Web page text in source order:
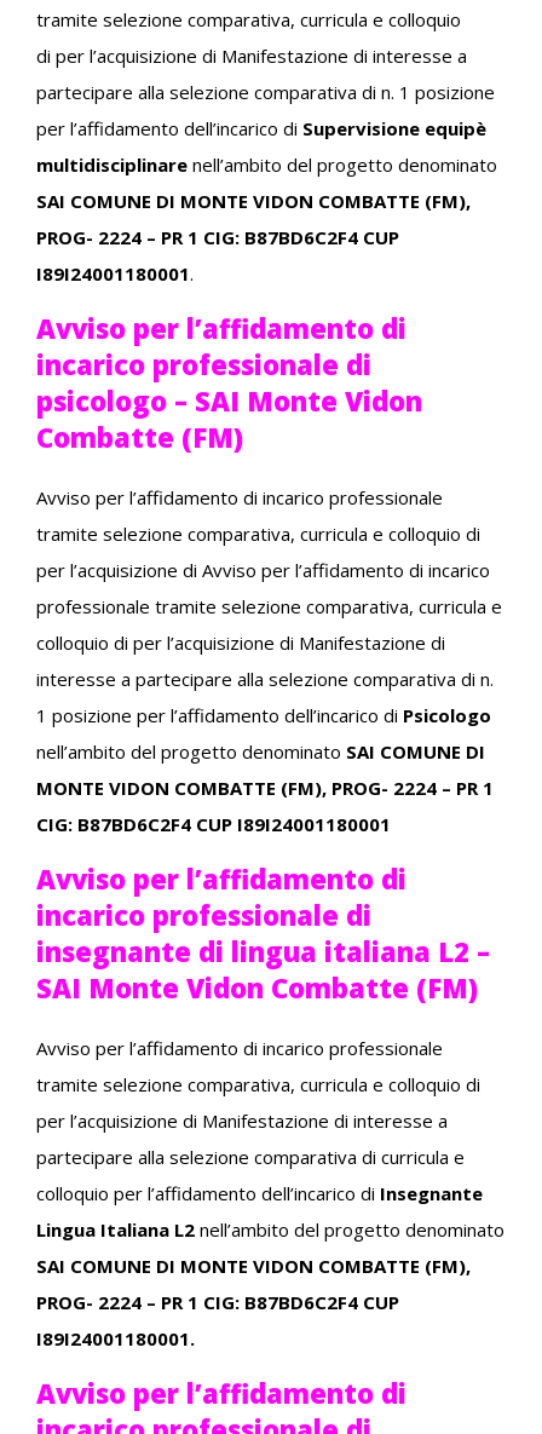
tramite selezione comparativa, curricula e colloquio
di per l’acquisizione di Manifestazione di interesse a
partecipare alla selezione comparativa di n. 1 posizione
per l’affidamento dell’incarico di Supervisione equipè
multidisciplinare nell’ambito del progetto denominato
SAI COMUNE DI MONTE VIDON COMBATTE (FM),
PROG- 2224 – PR 1 CIG: B87BD6C2F4 CUP
I89I24001180001.
Avviso per l’affidamento di
incarico professionale di
psicologo – SAI Monte Vidon
Combatte (FM)
Avviso per l’affidamento di incarico professionale
tramite selezione comparativa, curricula e colloquio di
per l’acquisizione di Avviso per l’affidamento di incarico
professionale tramite selezione comparativa, curricula e
colloquio di per l’acquisizione di Manifestazione di
interesse a partecipare alla selezione comparativa di n.
1 posizione per l’affidamento dell’incarico di Psicologo
nell’ambito del progetto denominato SAI COMUNE DI
MONTE VIDON COMBATTE (FM), PROG- 2224 – PR 1
CIG: B87BD6C2F4 CUP I89I24001180001
Avviso per l’affidamento di
incarico professionale di
insegnante di lingua italiana L2 –
SAI Monte Vidon Combatte (FM)
Avviso per l’affidamento di incarico professionale
tramite selezione comparativa, curricula e colloquio di
per l’acquisizione di Manifestazione di interesse a
partecipare alla selezione comparativa di curricula e
colloquio per l’affidamento dell’incarico di Insegnante
Lingua Italiana L2 nell’ambito del progetto denominato
SAI COMUNE DI MONTE VIDON COMBATTE (FM),
PROG- 2224 – PR 1 CIG: B87BD6C2F4 CUP
I89I24001180001.
Avviso per l’affidamento di